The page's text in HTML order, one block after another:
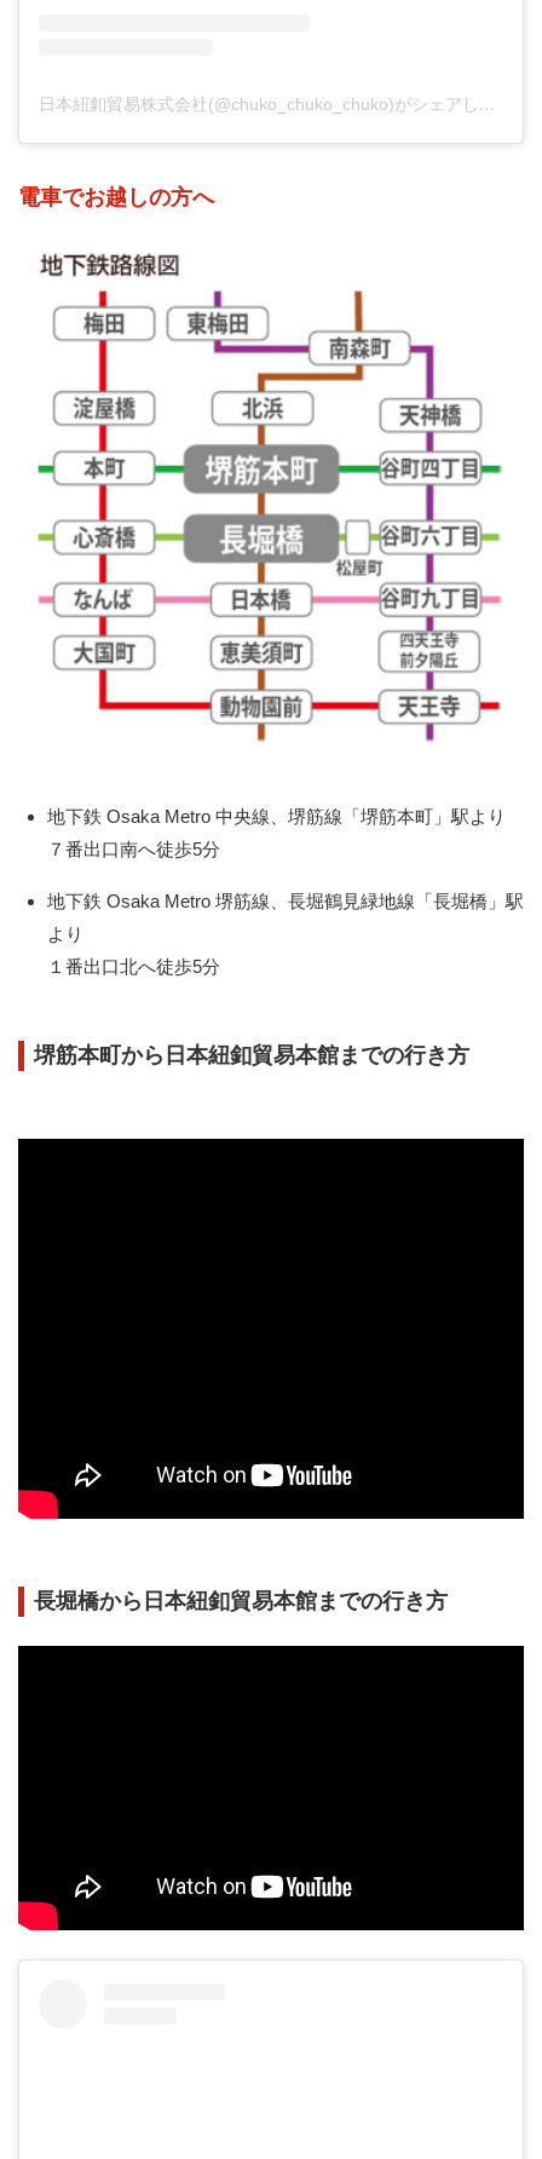
日本紐釦貿易株式会社(@chuko_chuko_chuko)がシェアした投稿
電車でお越しの方へ
地下鉄 Osaka Metro 中央線、堺筋線「堺筋本町」駅より
７番出口南へ徒歩5分
地下鉄 Osaka Metro 堺筋線、長堀鶴見緑地線「長堀橋」駅
より
１番出口北へ徒歩5分
堺筋本町から日本紐釦貿易本館までの行き方
長堀橋から日本紐釦貿易本館までの行き方